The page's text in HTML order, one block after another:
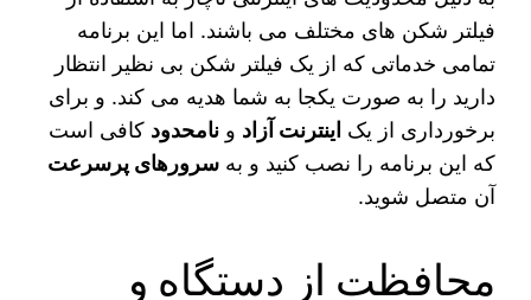
فیلتر شکن های مختلف می باشند. اما این برنامه
تمامی خدماتی که از یک فیلتر شکن بی نظیر انتظار
دارید را به صورت یکجا به شما هدیه می‌ کند. و برای
برخورداری از یک اینترنت آزاد ونامحدود کافی است
که این برنامه را نصب کنید و بهسرورهای پرسرعت
آن متصل شوید.
محافظت از دستگاه و